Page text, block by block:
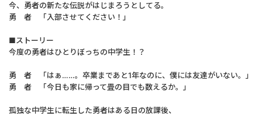
今、勇者の新たな伝説がはじまろうとしてる。
勇 者 「入部させてください！」
■ストーリー
今度の勇者はひとりぼっちの中学生！？
勇 者 「はぁ……。卒業まであと1年なのに、僕には友達がいない。」
勇 者 「今日も家に帰って畳の目でも数えるか。」
孤独な中学生に転生した勇者はある日の放課後、